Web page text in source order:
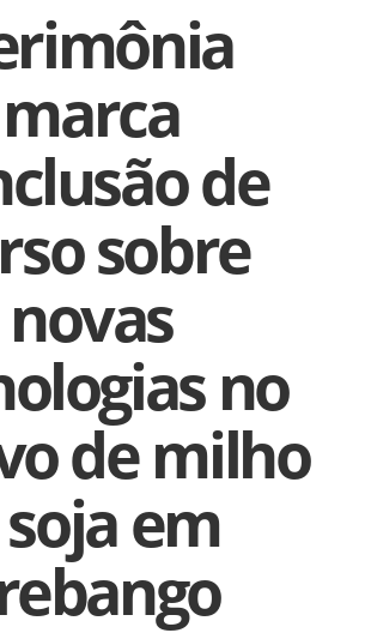
marca
de
sobre
novas
no
de milho
em